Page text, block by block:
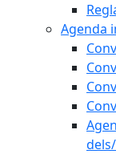
Agenda